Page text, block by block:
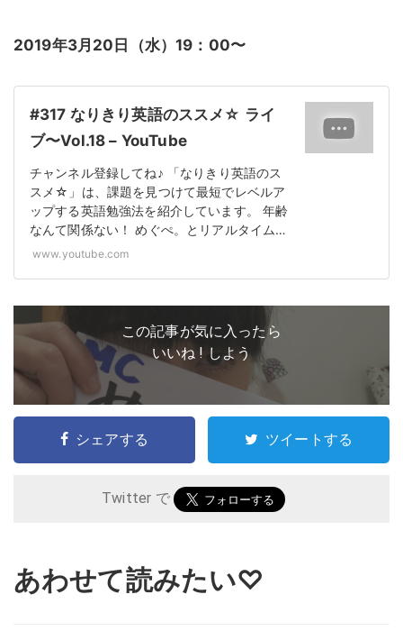
2019年3月20日（水）19：00〜
#317 なりきり英語のススメ☆ ライ
ブ〜Vol.18 – YouTube
チャンネル登録してね♪ 「なりきり英語のス
スメ☆」は、課題を見つけて最短でレベルア
ップする英語勉強法を紹介しています。 年齢
なんて関係ない！ めぐぺ。とリアルタイム…
www.youtube.com
この記事が気に入ったら
いいね ! しよう
シェアする ツイートする
Twitter で
あわせて読みたい♡